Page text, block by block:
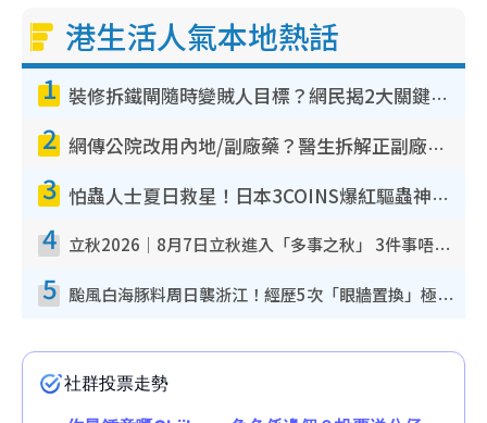
港生活人氣本地熱話
1 裝修拆鐵閘隨時變賊人目標？網民揭2大關鍵用途：裝新式等於白裝？附新舊鐵閘分別
2 網傳公院改用內地/副廠藥？醫生拆解正副廠分別 揭4類人換藥隨時出事
3 怕蟲人士夏日救星！日本3COINS爆紅驅蟲神器$45起 1招「全程免觸碰」輕鬆搞定小強
4 立秋2026｜8月7日立秋進入「多事之秋」 3件事唔做得！專家教6招開運 清枱頭／銀包納氣接好運
5 颱風白海豚料周日襲浙江！經歷5次「眼牆置換」極罕見 成登陸內地最長途颱風